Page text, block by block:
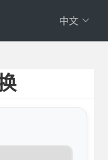
中文